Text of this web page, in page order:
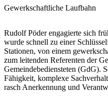
Gewerkschaftliche Laufbahn
Rudolf Pöder engagierte sich
wurde schnell zu einer
Stationen, von einem
zum leitenden Referenten der
Gemeindebediensteten (GdG).
Fähigkeit, komplexe
rasch Anerkennung und